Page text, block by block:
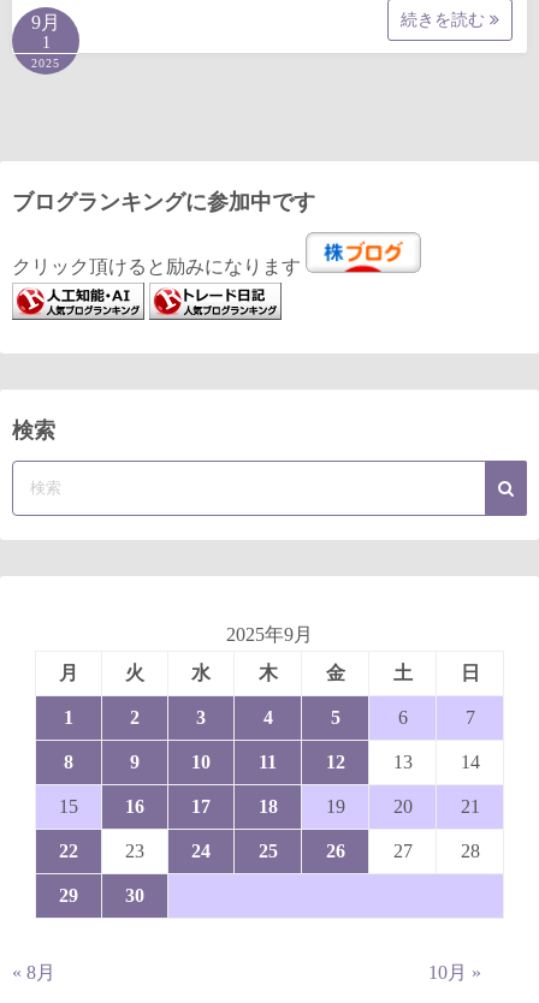
続きを読む
9月
1
2025
ブログランキングに参加中です
クリック頂けると励みになります
検索
2025年9月
月
火 水 木 金 土 日
1 2 3 4 5 6 7
8 9 10 11 12 13 14
15 16 17 18 19 20 21
22 23 24 25 26 27 28
29 30
« 8月 10月 »